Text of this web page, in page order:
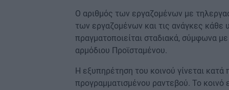
Ο αριθμός των εργαζομένων με
των εργαζομένων και τις ανάγκες
πραγματοποιείται σταδιακά, σύμφωνα
αρμόδιου Προϊσταμένου.
Η εξυπηρέτηση του κοινού γίνεται κατά
προγραμματισμένου ραντεβού. Το κοινό